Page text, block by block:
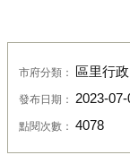
市府分類： 區里行政
發布日期： 2023-07-
點閱次數： 4078